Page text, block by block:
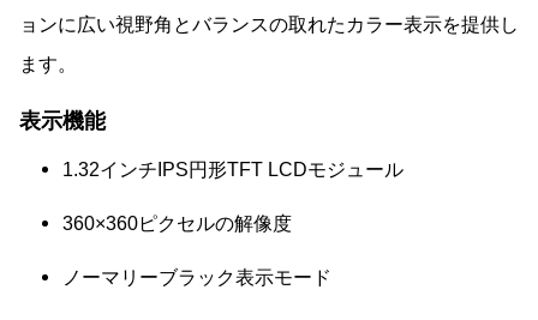
ョンに広い視野角とバランスの取れたカラー表示を提供し
ます。
表示機能
1.32インチIPS円形TFT LCDモジュール
360×360ピクセルの解像度
ノーマリーブラック表示モード